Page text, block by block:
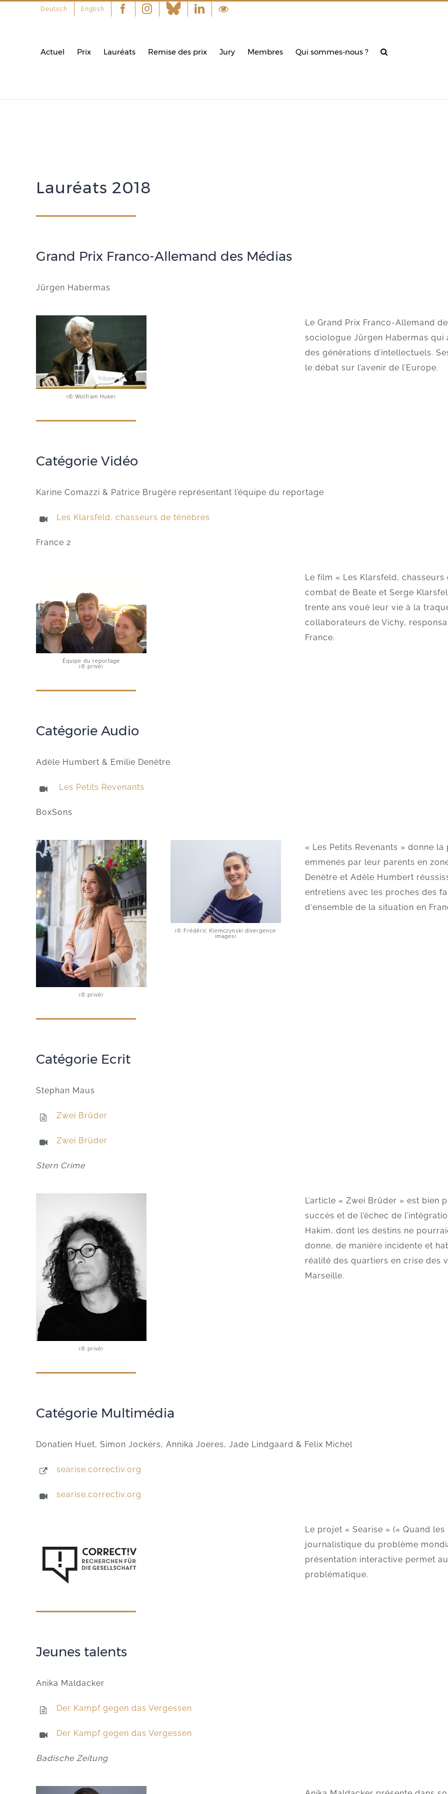
Deutsch English FacebookInstagram Linkedin
Actuel Prix Lauréats Remise des prix Jury Membres Qui sommes-nous ?
Lauréats 2018
Grand Prix Franco-Allemand des Médias
Jürgen Habermas
(© Wolfram Huke)
Le Grand Prix Franco-Allemand
sociologue Jürgen Habermas qui
des générations d’intellectuels.
le débat sur l’avenir de l’Europe.
Catégorie Vidéo
Karine Comazzi & Patrice Brugère représentant l’équipe du reportage
Les Klarsfeld, chasseurs de ténèbres
France 2
Équipe du reportage
(© privé)
Le film « Les Klarsfeld,
combat de Beate et Serge
trente ans voué leur vie à la
collaborateurs de Vichy,
France.
Catégorie Audio
Adèle Humbert & Emilie Denètre
Les Petits Revenants
BoxSons
(© privé)
(© Frédéric Klemczynski divergence
images)
« Les Petits Revenants » donne
emmenés par leur parents en
Denètre et Adèle Humbert
entretiens avec les proches des
d‘ensemble de la situation en
Catégorie Ecrit
Stephan Maus
Zwei Brüder
Zwei Brüder
Stern Crime
(© privé)
L’article « Zwei Brüder » est bien
succès et de l’échec de
Hakim, dont les destins ne
donne, de manière incidente et
réalité des quartiers en crise des
Marseille.
Catégorie Multimédia
Donatien Huet, Simon Jockers, Annika Joeres, Jade Lindgaard & Felix Michel
searise.correctiv.org
searise.correctiv.org
Le projet « Searise » (« Quand
journalistique du problème
présentation interactive permet
problématique.
Jeunes talents
Anika Maldacker
Der Kampf gegen das Vergessen
Der Kampf gegen das Vergessen
Badische Zeitung